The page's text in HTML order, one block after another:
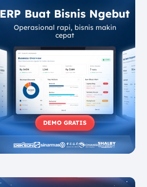
ERP Buat Bisnis Ngebut
Operasional rapi, bisnis makin
cepat
DEMO GRATIS